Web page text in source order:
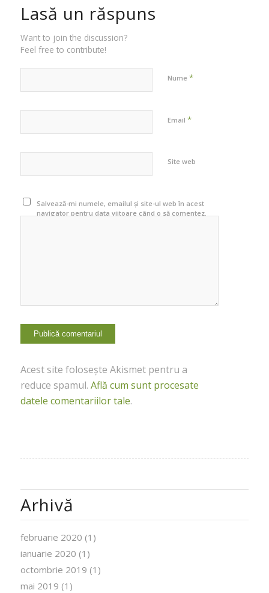
Lasă un răspuns
Want to join the discussion?
Feel free to contribute!
Nume *
Email *
Site web
Salvează-mi numele, emailul și site-ul web în acest
navigator pentru data viitoare când o să comentez.
Acest site folosește Akismet pentru a
reduce spamul. Află cum sunt procesate
datele comentariilor tale.
Arhivă
februarie 2020 (1)
ianuarie 2020 (1)
octombrie 2019 (1)
mai 2019 (1)